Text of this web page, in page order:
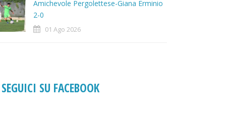
Amichevole Pergolettese-Giana Erminio
2-0
01 Ago 2026
SEGUICI SU FACEBOOK